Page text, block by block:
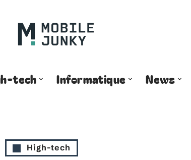
tech Informatique News
High-tech